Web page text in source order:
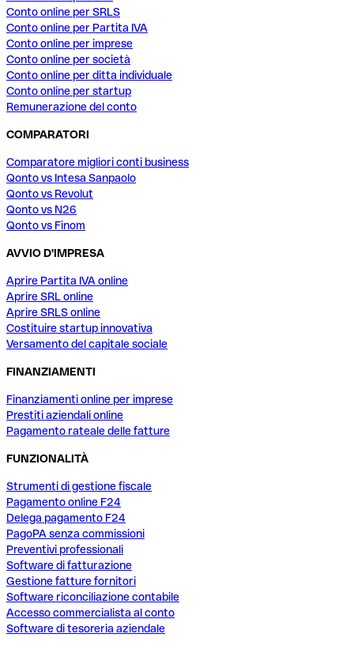
Conto online per SRLS
Conto online per Partita IVA
Conto online per imprese
Conto online per società
Conto online per ditta individuale
Conto online per startup
Remunerazione del conto
COMPARATORI
Comparatore migliori conti business
Qonto vs Intesa Sanpaolo
Qonto vs Revolut
Qonto vs N26
Qonto vs Finom
AVVIO D'IMPRESA
Aprire Partita IVA online
Aprire SRL online
Aprire SRLS online
Costituire startup innovativa
Versamento del capitale sociale
FINANZIAMENTI
Finanziamenti online per imprese
Prestiti aziendali online
Pagamento rateale delle fatture
FUNZIONALITÀ
Strumenti di gestione fiscale
Pagamento online F24
Delega pagamento F24
PagoPA senza commissioni
Preventivi professionali
Software di fatturazione
Gestione fatture fornitori
Software riconciliazione contabile
Accesso commercialista al conto
Software di tesoreria aziendale